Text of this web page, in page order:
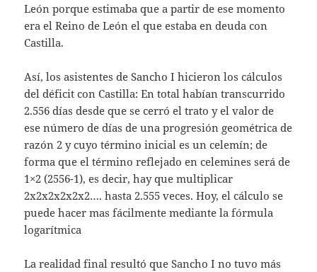
León porque estimaba que a partir de ese momento
era el Reino de León el que estaba en deuda con
Castilla.
Así, los asistentes de Sancho I hicieron los cálculos
del déficit con Castilla: En total habían transcurrido
2.556 días desde que se cerró el trato y el valor de
ese número de días de una progresión geométrica de
razón 2 y cuyo término inicial es un celemín; de
forma que el término reflejado en celemines será de
1×2 (2556-1), es decir, hay que multiplicar
2x2x2x2x2x2…. hasta 2.555 veces. Hoy, el cálculo se
puede hacer mas fácilmente mediante la fórmula
logarítmica
La realidad final resultó que Sancho I no tuvo más